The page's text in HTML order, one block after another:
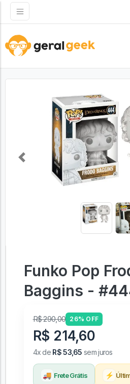
Baggins - #444
R$ 290,00 26% OFF
R$ 214,60